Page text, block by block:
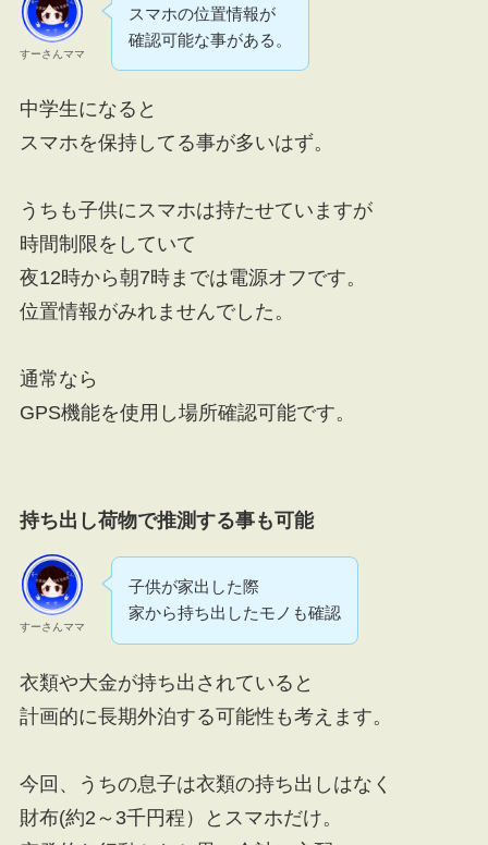
すーさんママ
スマホの位置情報が
確認可能な事がある。
中学生になると
スマホを保持してる事が多いはず。
うちも子供にスマホは持たせていますが
時間制限をしていて
夜12時から朝7時までは電源オフです。
位置情報がみれませんでした。
通常なら
GPS機能を使用し場所確認可能です。
持ち出し荷物で推測する事も可能
すーさんママ
子供が家出した際
家から持ち出したモノも確認
衣類や大金が持ち出されていると
計画的に長期外泊する可能性も考えます。
今回、うちの息子は衣類の持ち出しはなく
財布(約2～3千円程）とスマホだけ。